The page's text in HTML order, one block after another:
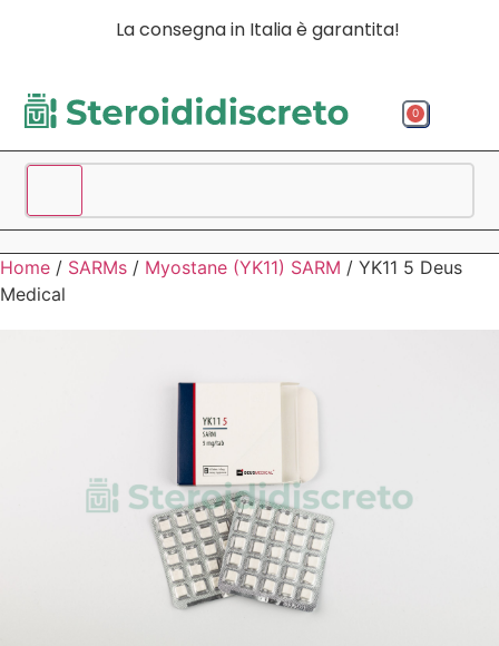
La consegna in Italia è garantita!
0
Home / SARMs / Myostane (YK11) SARM / YK11 5 Deus
Medical